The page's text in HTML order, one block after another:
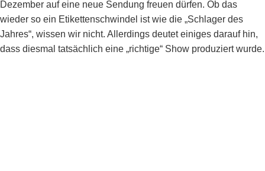
Dezember auf eine neue Sendung freuen dürfen. Ob das
wieder so ein Etikettenschwindel ist wie die „Schlager des
Jahres“, wissen wir nicht. Allerdings deutet einiges darauf hin,
dass diesmal tatsächlich eine „richtige“ Show produziert wurde.